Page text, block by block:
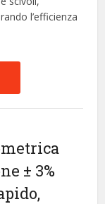
l’efficienza
± 3%